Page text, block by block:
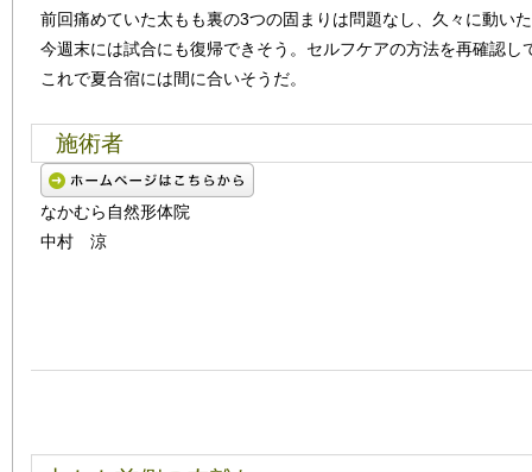
前回痛めていた太もも裏の3つの固まりは問題なし、久々に動い
今週末には試合にも復帰できそう。セルフケアの方法を再確認し
これで夏合宿には間に合いそうだ。
施術者
なかむら自然形体院
中村 涼